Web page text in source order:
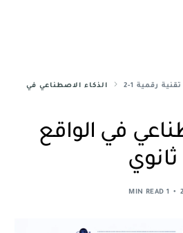
تقنية رقمية 1-2
الذكاء الاصطناعي في
في الواقع
1 MIN READ